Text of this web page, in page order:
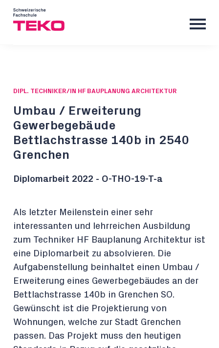
DIPL. TECHNIKER/IN HF BAUPLANUNG ARCHITEKTUR
Umbau / Erweiterung
Gewerbegebäude
Bettlachstrasse 140b in 2540
Grenchen
Diplomarbeit 2022 - O-THO-19-T-a
Als letzter Meilenstein einer sehr
interessanten und lehrreichen Ausbildung
zum Techniker HF Bauplanung Architektur ist
eine Diplomarbeit zu absolvieren. Die
Aufgabenstellung beinhaltet einen Umbau /
Erweiterung eines Gewerbegebäudes an der
Bettlachstrasse 140b in Grenchen SO.
Gewünscht ist die Projektierung von
Wohnungen, welche zur Stadt Grenchen
passen. Das Projekt muss den heutigen